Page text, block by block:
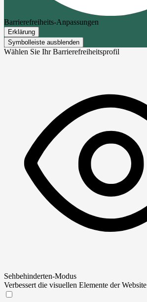
Barrierefreiheits-Anpassungen
Erklärung
Symbolleiste ausblenden
Wählen Sie Ihr Barrierefreiheitsprofil
Sehbehinderten-Modus
Verbessert die visuellen Elemente der Website